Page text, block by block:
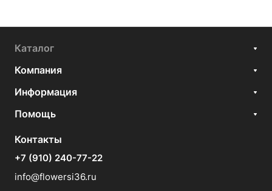
Каталог
Компания
Информация
Помощь
Контакты
+7 (910) 240-77-22
info@flowersi36.ru